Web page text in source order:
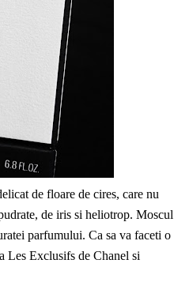
de floare de cires, care nu
de iris si heliotrop. Moscul
parfumului. Ca sa va faceti o
Les Exclusifs de Chanel si